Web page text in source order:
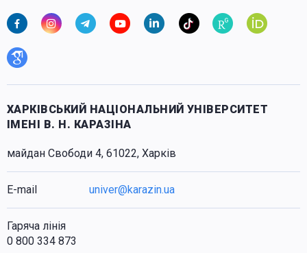
ХАРКІВСЬКИЙ НАЦІОНАЛЬНИЙ УНІВЕРСИТЕТ
ІМЕНІ В. Н. КАРАЗІНА
майдан Свободи 4, 61022, Харків
E-mail univer@karazin.ua
Гаряча лінія
0 800 334 873